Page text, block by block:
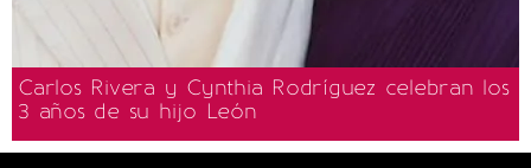
Carlos Rivera y Cynthia Rodríguez celebran los
3 años de su hijo León